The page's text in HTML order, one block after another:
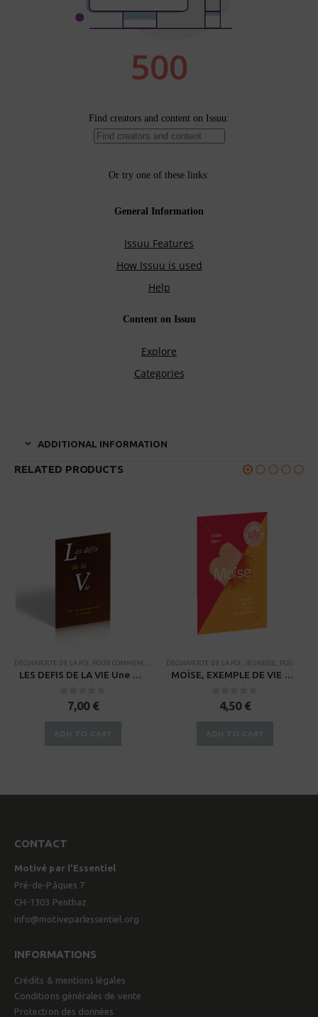
ADDITIONAL INFORMATION
RELATED PRODUCTS
,PROCESSUS DE FORMATION DE DISCIPLE RENDEZ-VOUS AVEC LA BIBLE,THÈMES BIBLIQUES
DECOUVERTE DE LA FOI, POUR COMMENCER PROCESSUS DE FORMATION DE DISCIPLE,RENDEZ-
LES DEFIS DE LA VIE Une vie savoureuse et corsée
sur 5
7,00 €
DECOUVERTE DE LA FOI, JEUNESSE, POUR AVANCER
MOÏSE, EXEMPLE DE VIE POUR AUJOURD’HUI – Guide pour petits groupes
sur 5
4,50 €
CONTACT
Motivé par l’Essentiel
Pré-de-Pâques 7
CH-1303 Penthaz
info@motiveparlessentiel.org
INFORMATIONS
Crédits & mentions légales
Conditions générales de vente
Protection des données